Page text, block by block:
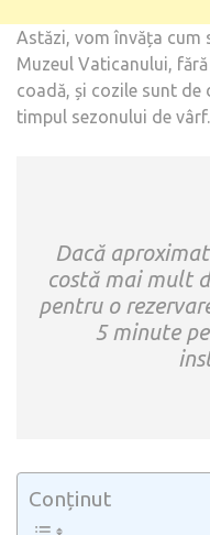
Astăzi, vom învăța cum
Muzeul Vaticanului,
coadă, și cozile sunt de
timpul sezonului de vârf.
Dacă
costă mai mult
pentru o
5 minute
Conținut